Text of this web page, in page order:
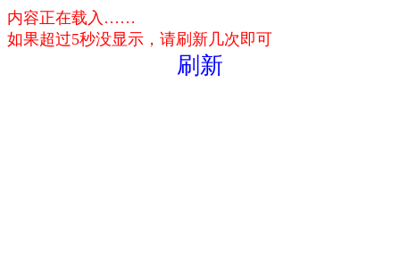
内容正在载入……
如果超过5秒没显示，请刷新几次即可
刷新